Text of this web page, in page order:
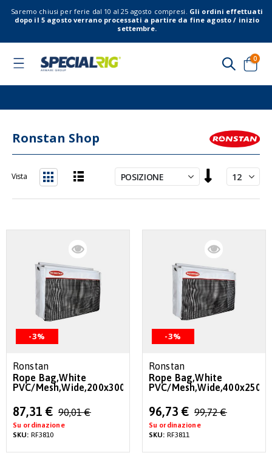
Saremo chiusi per ferie dal 10 al 25 agosto compresi. Gli ordini effettuati
dopo il 5 agosto verrano processati a partire da fine agosto / inizio
settembre.
Toggle
Cart
0
Ronstan Shop
la
direzione
Vista
-3%
Ronstan
Rope Bag,White
PVC/Mesh,Wide,200x300x180mm
Special
Price
87,31 € 90,01 €
Su ordinazione
SKU: RF3810
-3%
Ronstan
Rope Bag,White
PVC/
Special
Price
96,73 € 99,72 €
Su ordinazione
SKU: RF3811